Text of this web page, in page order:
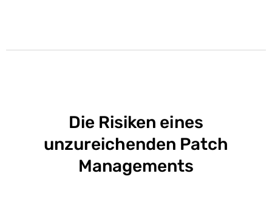
Die Risiken eines
unzureichenden Patch
Managements